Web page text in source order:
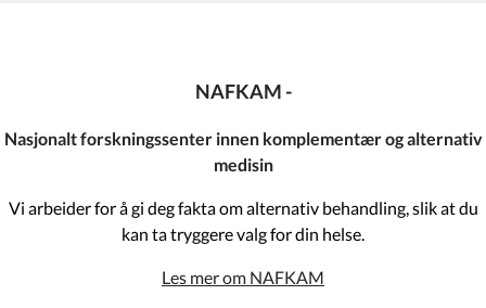
NAFKAM -
Nasjonalt forskningssenter innen komplementær og alternativ
medisin
Vi arbeider for å gi deg fakta om alternativ behandling, slik at du
kan ta tryggere valg for din helse.
Les mer om NAFKAM